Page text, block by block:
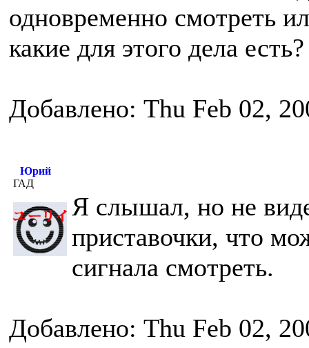
одновременно смотреть
какие для этого дела есть?
Добавлено: Thu Feb 02,
Юрий
ГАД
Я слышал, но не
приставочки, что
сигнала смотреть.
Добавлено: Thu Feb 02,